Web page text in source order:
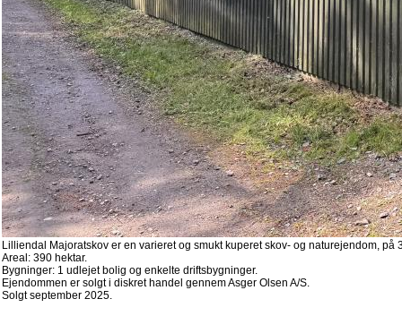
Lilliendal Majoratskov er en varieret og smukt kuperet skov- og naturejendom,
Areal: 390 hektar.
Bygninger: 1 udlejet bolig og enkelte driftsbygninger.
Ejendommen er solgt i diskret handel gennem Asger Olsen A/S.
Solgt september 2025.